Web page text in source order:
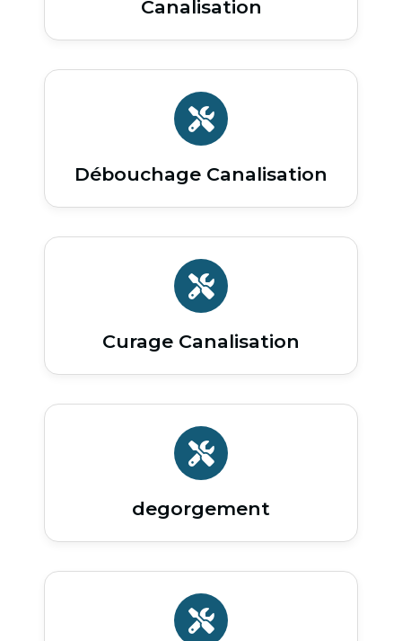
Canalisation
Débouchage Canalisation
Curage Canalisation
degorgement